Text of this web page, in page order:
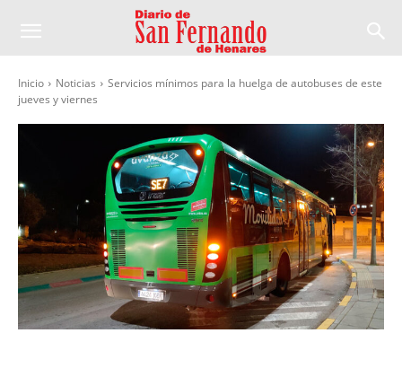
Inicio Noticias
Servicios mínimos para la huelga de autobuses de este
jueves y viernes